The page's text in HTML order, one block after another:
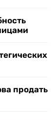
продать